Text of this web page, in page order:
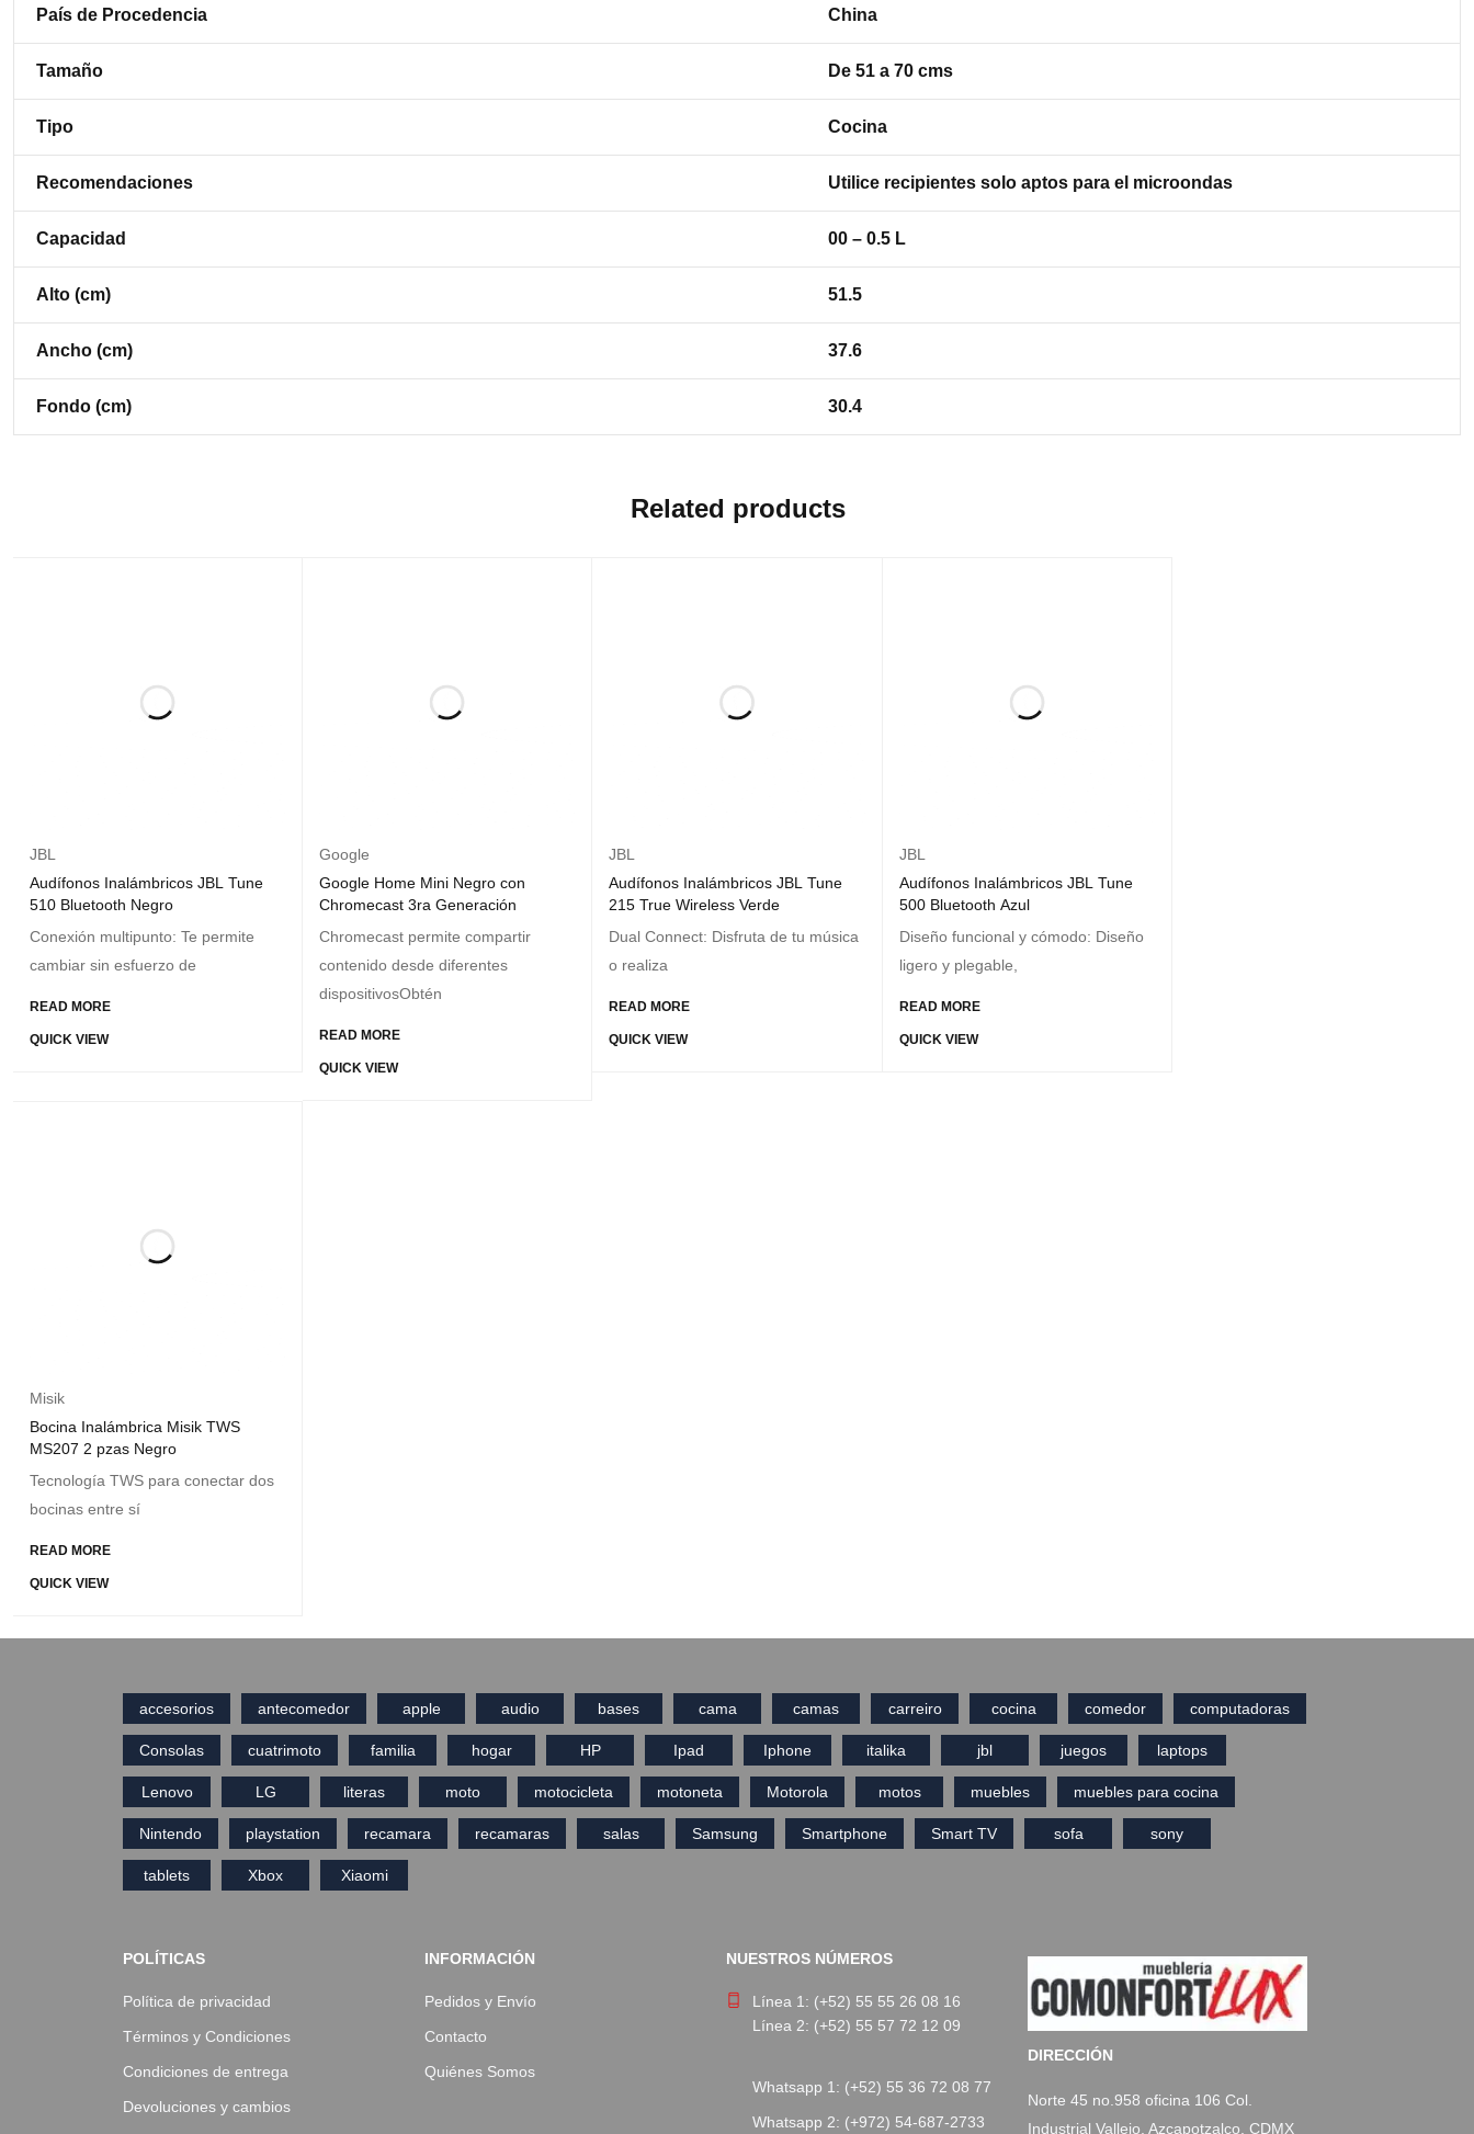
País de Procedencia China
Tamaño De 51 a 70 cms
Tipo Cocina
Recomendaciones Utilice recipientes solo aptos para el microondas
Capacidad 00 – 0.5 L
Alto (cm) 51.5
Ancho (cm) 37.6
Fondo (cm) 30.4
Related products
JBL
Audífonos Inalámbricos JBL Tune
510 Bluetooth Negro
Conexión multipunto: Te permite
cambiar sin esfuerzo de
READ MORE
QUICK VIEW
Google
Google Home Mini Negro con
Chromecast 3ra Generación
Chromecast permite compartir
contenido desde diferentes
dispositivosObtén
READ MORE
QUICK VIEW
JBL
Audífonos Inalámbricos JBL Tune
215 True Wireless Verde
Dual Connect: Disfruta de tu música
o realiza
READ MORE
QUICK VIEW
JBL
Audífonos Inalámbricos JBL Tune
500 Bluetooth Azul
Diseño funcional y cómodo: Diseño
ligero y plegable,
READ MORE
QUICK VIEW
Misik
Bocina Inalámbrica Misik TWS
MS207 2 pzas Negro
Tecnología TWS para conectar dos
bocinas entre sí
READ MORE
QUICK VIEW
accesorios antecomedor apple audio bases cama camas carreiro cocina comedor computadoras
Consolas cuatrimoto familia hogar HP Ipad Iphone italika jbl juegos laptops
Lenovo LG literas moto motocicleta motoneta Motorola motos muebles muebles para cocina
Nintendo playstation recamara recamaras salas Samsung Smartphone Smart TV sofa sony
tablets Xbox Xiaomi
POLÍTICAS
Política de privacidad
Términos y Condiciones
Condiciones de entrega
Devoluciones y cambios
INFORMACIÓN
Pedidos y Envío
Contacto
Quiénes Somos
NUESTROS NÚMEROS
Línea 1: (+52) 55 55 26 08 16
Línea 2: (+52) 55 57 72 12 09
Whatsapp 1: (+52) 55 36 72 08 77
Whatsapp 2: (+972) 54-687-2733
DIRECCIÓN
Norte 45 no.958 oficina 106 Col.
Industrial Vallejo, Azcapotzalco, CDMX